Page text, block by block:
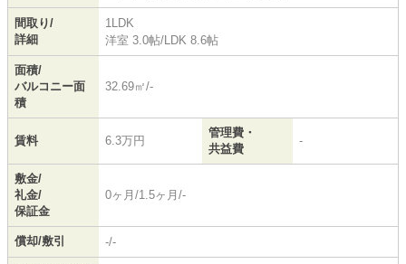
間取り/
詳細
1LDK
洋室 3.0帖/LDK 8.6帖
面積/
バルコニー面
積
32.69㎡/-
賃料 6.3万円
管理費・
共益費
-
敷金/
礼金/
保証金
0ヶ月/1.5ヶ月/-
償却/敷引 -/-